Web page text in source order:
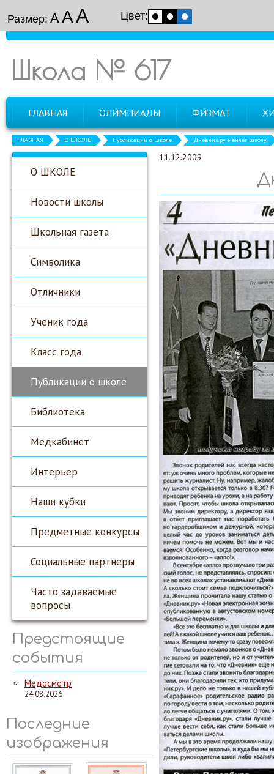
Размер: ААА Цвет:
Школа № 617
ГЛАВНАЯ ОЛИМПИАДЫ ФИЗМАТ
ГЛАВНАЯ О ШКОЛЕ Публикации о школе Дневник.ру меняет школу
О ШКОЛЕ
Новости школы
Школьная газета
Символика
Отличники
Ученик года
Класс года
Публикации о школе
Библиотека
Медкабинет
Интерьер
Наши кубки
Предметные конкурсы
Социальные партнеры
Часто задаваемые
вопросы
Предстоящие
события
Медосмотр
24.08.2026
Последние
изображения
11.12.2009